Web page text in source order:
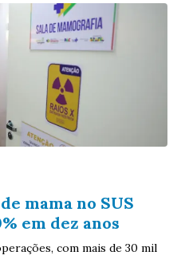
mama no SUS
em dez anos
com mais de 30 mil